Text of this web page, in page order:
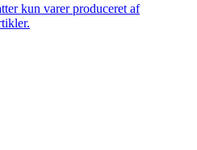
kun varer produceret af